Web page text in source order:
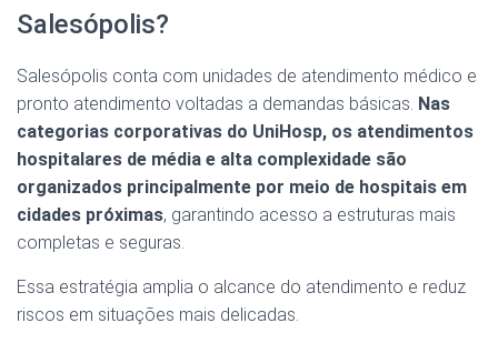
Salesópolis?
Salesópolis conta com unidades de atendimento médico e
pronto atendimento voltadas a demandas básicas. Nas
categorias corporativas do UniHosp, os atendimentos
hospitalares de média e alta complexidade são
organizados principalmente por meio de hospitais em
cidades próximas, garantindo acesso a estruturas mais
completas e seguras.
Essa estratégia amplia o alcance do atendimento e reduz
riscos em situações mais delicadas.